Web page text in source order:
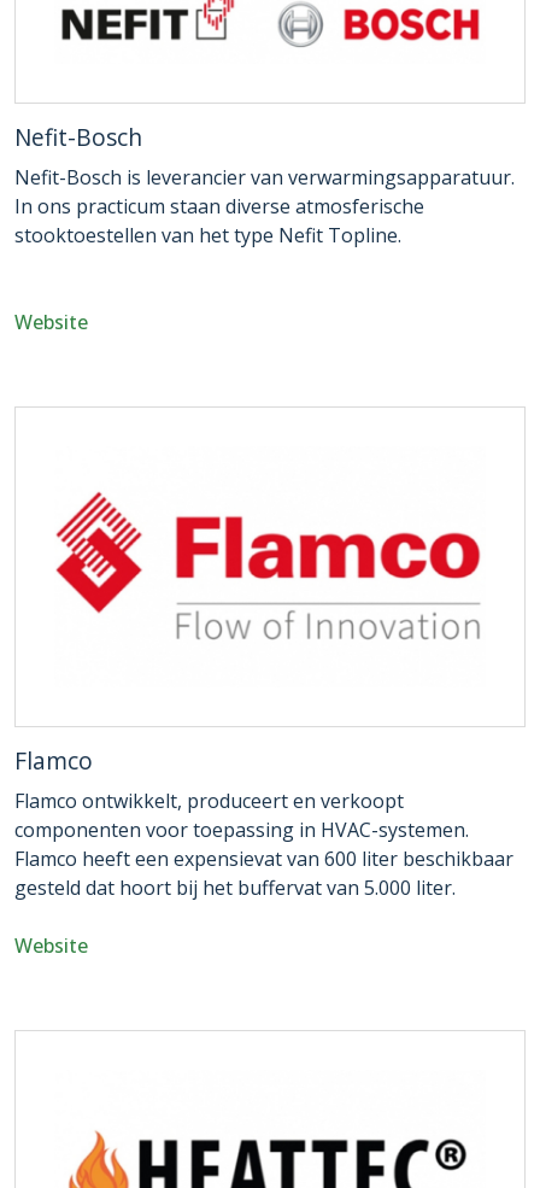
Nefit-Bosch
Nefit-Bosch is leverancier van verwarmingsapparatuur.
In ons practicum staan diverse atmosferische
stooktoestellen van het type Nefit Topline.
Website
Flamco
Flamco ontwikkelt, produceert en verkoopt
componenten voor toepassing in HVAC-systemen.
Flamco heeft een expensievat van 600 liter beschikbaar
gesteld dat hoort bij het buffervat van 5.000 liter.​​​​​​
Website